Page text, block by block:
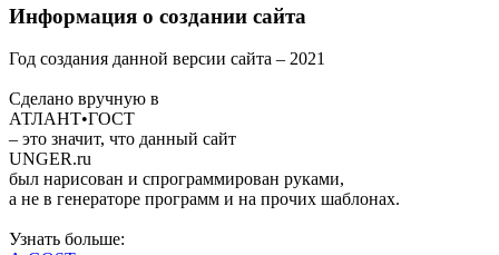
Информация о создании сайта
Год создания данной версии сайта – 2021
Сделано вручную в
АТЛАНТ•ГОСТ
– это значит, что данный сайт
UNGER.ru
был нарисован и спрограммирован руками,
а не в генераторе программ и на прочих шаблонах.
Узнать больше: